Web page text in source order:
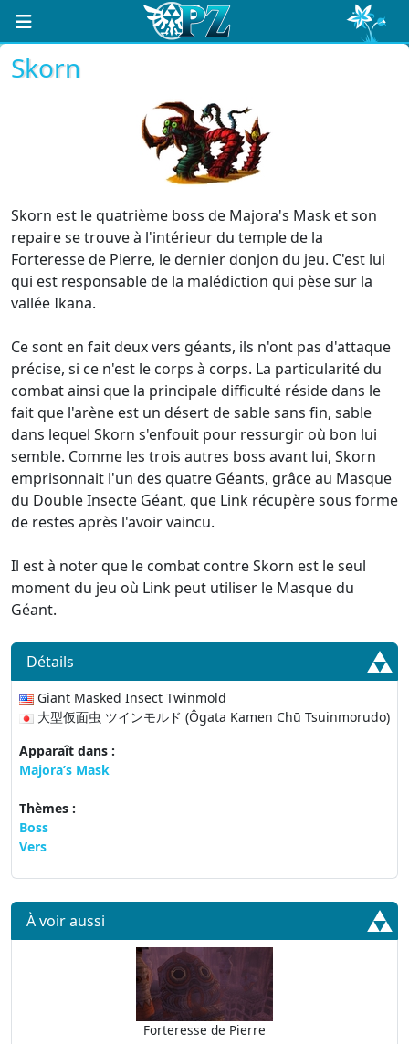
Skorn
Skorn est le quatrième boss de Majora's Mask et son
repaire se trouve à l'intérieur du temple de la
Forteresse de Pierre, le dernier donjon du jeu. C'est lui
qui est responsable de la malédiction qui pèse sur la
vallée Ikana.
Ce sont en fait deux vers géants, ils n'ont pas d'attaque
précise, si ce n'est le corps à corps. La particularité du
combat ainsi que la principale difficulté réside dans le
fait que l'arène est un désert de sable sans fin, sable
dans lequel Skorn s'enfouit pour ressurgir où bon lui
semble. Comme les trois autres boss avant lui, Skorn
emprisonnait l'un des quatre Géants, grâce au Masque
du Double Insecte Géant, que Link récupère sous forme
de restes après l'avoir vaincu.
Il est à noter que le combat contre Skorn est le seul
moment du jeu où Link peut utiliser le Masque du
Géant.
Détails
Giant Masked Insect Twinmold
大型仮面虫 ツインモルド (Ôgata Kamen Chū Tsuinmorudo)
Apparaît dans :
Majora’s Mask
Thèmes :
Boss
Vers
À voir aussi
Forteresse de Pierre